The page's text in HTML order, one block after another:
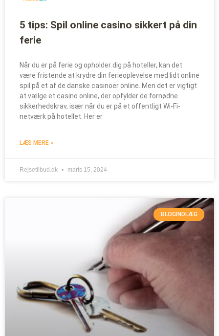
5 tips: Spil online casino sikkert på din
ferie
Når du er på ferie og opholder dig på hoteller, kan det
være fristende at krydre din ferieoplevelse med lidt online
spil på et af de danske casinoer online. Men det er vigtigt
at vælge et casino online, der opfylder de fornødne
sikkerhedskrav, især når du er på et offentligt Wi-Fi-
netværk på hotellet. Her er
LÆS MERE »
Rejsetilbud.dk marts 15, 2024
BLOGINDLÆG